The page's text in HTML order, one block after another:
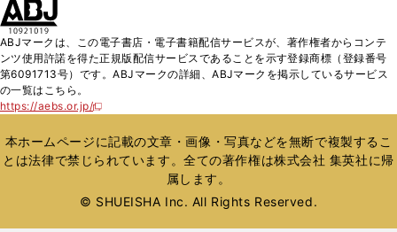
く
ド
ウ
で
ィ
ン
ド
開
く
ABJマークは、この電子書店・電子書籍配信サービスが、著作権者からコンテ
ンツ使用許諾を得た正規版配信サービスであることを示す登録商標（登録番号
第6091713号）です。ABJマークの詳細、ABJマークを掲示しているサービス
の一覧はこちら。
https://aebs.or.jp/
新
い
ウ
ィ
ウ
本ホームページに記載の文章・画像・写真などを無断で複製するこ
とは法律で禁じられています。全ての著作権は株式会社 集英社に帰
属します。
© SHUEISHA Inc. All Rights Reserved.